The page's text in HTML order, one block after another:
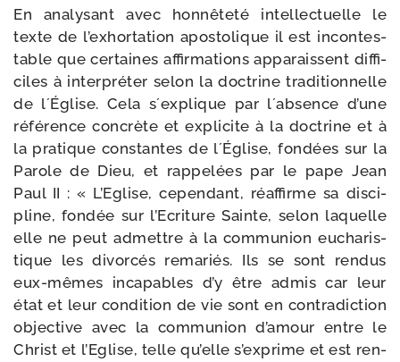
En ana­ly­sant avec hon­nê­te­té intel­lec­tuelle le
texte de l’exhortation apos­to­lique il est incon­tes­
table que cer­taines affir­ma­tions appa­raissent dif­fi­
ciles à inter­pré­ter selon la doc­trine tra­di­tion­nelle
de l´Église. Cela s´explique par l´absence d’une
réfé­rence concrète et expli­cite à la doc­trine et à
la pra­tique constantes de l´Église, fon­dées sur la
Parole de Dieu, et rap­pe­lées par le pape Jean
Paul II : « L’Eglise, cepen­dant, réaf­firme sa dis­ci­
pline, fon­dée sur l’Ecriture Sainte, selon laquelle
elle ne peut admettre à la com­mu­nion eucha­ris­
tique les divor­cés rema­riés. Ils se sont ren­dus
eux-​mêmes inca­pables d’y être admis car leur
état et leur condi­tion de vie sont en contra­dic­tion
objec­tive avec la com­mu­nion d’a­mour entre le
Christ et l’Eglise, telle qu’elle s’ex­prime et est ren­